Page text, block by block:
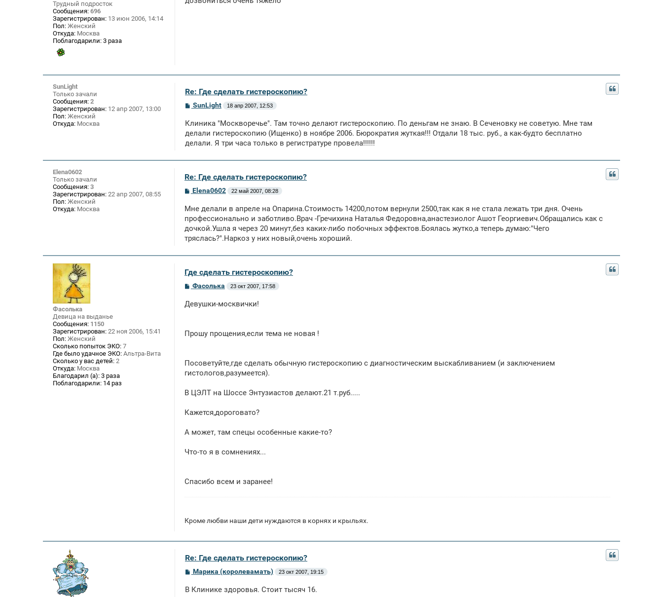
Трудный подросток
Сообщения: 696
Зарегистрирован: 13 июн 2006, 14:14
Пол: Женский
Откуда: Москва
Поблагодарили: 3 раза
SunLight
Только зачали
Сообщения: 2
Зарегистрирован: 12 апр 2007, 13:00
Пол: Женский
Откуда: Москва
Re: Где сделать гистероскопию?
С
б
щ
н
е
SunLight 18 апр 2007, 12:53
Клиника "Москворечье". Там точно делают гистероскопию. По деньгам не знаю. В Сеченовку не советую. Мне там
делали гистероскопию (Ищенко) в ноябре 2006. Бюрократия жуткая!!! Отдали 18 тыс. руб., а как-будто бесплатно
делали. Я три часа только в регистратуре провела!!!!!!
Elena0602
Только зачали
Сообщения: 3
Зарегистрирован: 22 апр 2007, 08:55
Пол: Женский
Откуда: Москва
Re: Где сделать гистероскопию?
С
б
щ
е
н
и
Elena0602 22 май 2007, 08:28
Мне делали в апреле на Опарина.Стоимость 14200,потом вернули 2500,так как я не стала лежать три дня. Очень
профессионально и заботливо.Врач -Гречихина Наталья Федоровна,анастезиолог Ашот Георгиевич.Обращались как с
дочкой.Ушла я через 20 минут,без каких-либо побочных эффектов.Боялась жутко,а теперь думаю:"Чего
тряслась?".Наркоз у них новый,очень хороший.
Фасолька
Девица на выданье
Сообщения: 1150
Зарегистрирован: 22 ноя 2006, 15:41
Пол: Женский
Сколько попыток ЭКО: 7
Где было удачное ЭКО: Альтра-Вита
Сколько у вас детей: 2
Откуда: Москва
Благодарил (а): 3 раза
Поблагодарили: 14 раз
Где сделать гистероскопию?
С
б
и
Фасолька 23 окт 2007, 17:58
Девушки-москвички!
Прошу прощения,если тема не новая !
Посоветуйте,где сделать обычную гистероскопию с диагностическим выскабливанием (и заключением
гистологов,разумеется).
В ЦЭЛТ на Шоссе Энтузиастов делают.21 т.руб.....
Кажется,дороговато?
А может, там спецы особенные какие-то?
Что-то я в сомнениях...
Спасибо всем и заранее!
Кроме любви наши дети нуждаются в корнях и крыльях.
Re: Где сделать гистероскопию?
С
б
Марика (королевамать) 23 окт 2007, 19:15
В Клинике здоровья. Стоит тысяч 16.